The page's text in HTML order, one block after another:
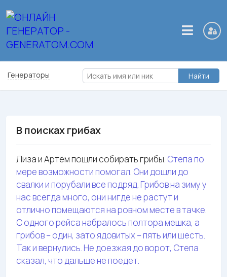
Генераторы Найти
В поисках грибах
Лиза и Артём пошли собирать грибы. Степа по
мере возможности помогал. Они дошли до
свалки и порубали все подряд. Грибов на зиму у
нас всегда много, они нигде не растут и
отлично помещаются на ровном месте в тачке.
С одного рейса набралось полтора мешка, а
грибов – один, зато ядовитых – пять или шесть.
Так и вернулись. Не доезжая до ворот, Степа
сказал, что дальше не поедет.